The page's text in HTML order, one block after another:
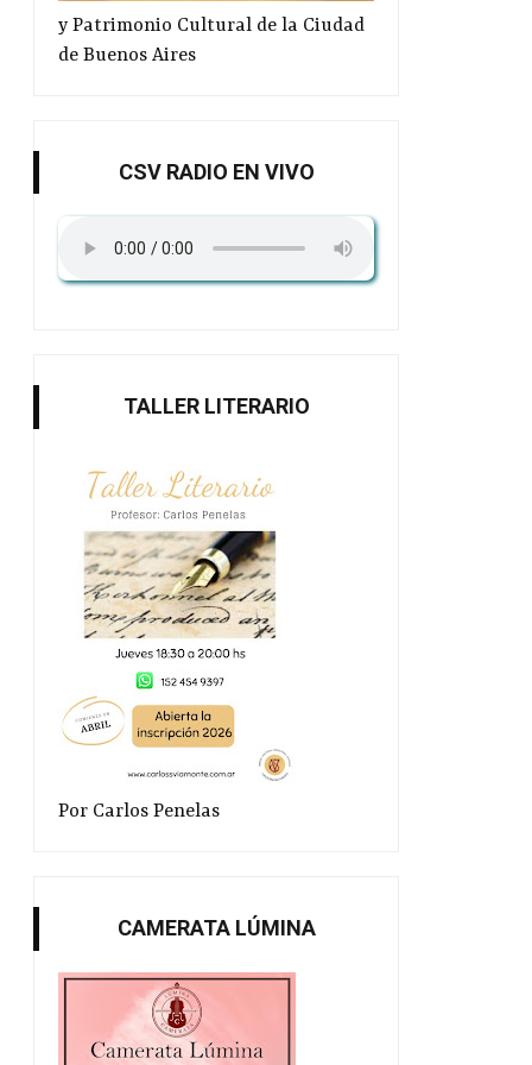
Germá...
y Patrimonio Cultural de la Ciudad
de Buenos Aires
CSV RADIO EN VIVO
TALLER LITERARIO
Por Carlos Penelas
CAMERATA LÚMINA